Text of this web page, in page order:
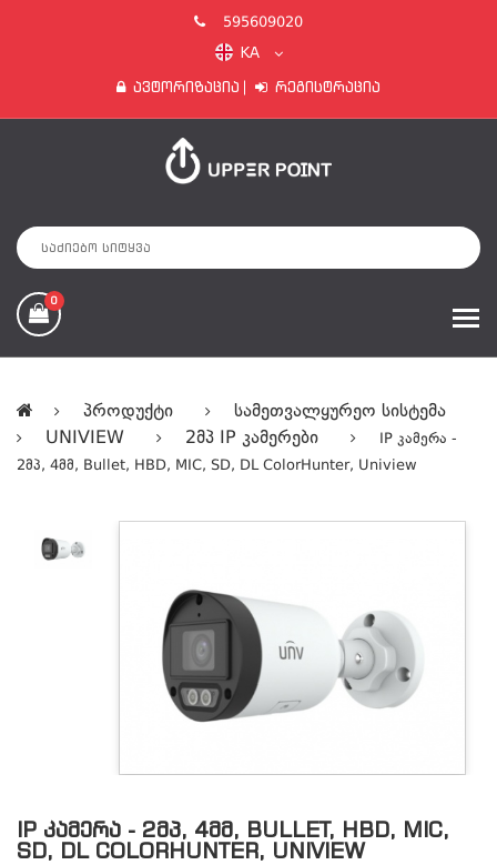
595609020
KA
Ავტორიზაცია
Რეგისტრაცია
0
Პროდუქტი
Სამეთვალყურეო Სისტემა
UNIVIEW
2მპ IP Კამერები
IP Კამერა -
2მპ, 4მმ, Bullet, HBD, MIC, SD, DL ColorHunter, Uniview
IP ᲙᲐᲛᲔᲠᲐ - 2ᲛᲞ, 4ᲛᲛ, BULLET, HBD, MIC,
SD, DL COLORHUNTER, UNIVIEW